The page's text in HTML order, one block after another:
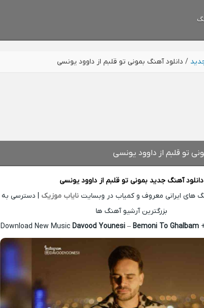
/ دانلود آهنگ بمونی تو قلبم از داوود یونسی
تو قلبم از داوود یونسی
دانلود آهنگ جدیدبمونی تو قلبم از داوود یونسی
های ایرانی معروف و کمیاب در وبسایتنایاب موزیک | دسترسی به
بزرگترین آرشیو آهنگ ها
Download New MusicDavood Younesi –Bemoni To Ghalbam